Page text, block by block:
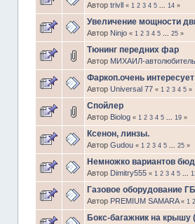
Автор trivll « 1 2 3 4 5 ... 14»
Увеличение мощности
Автор Ninjo « 1 2 3 4 5 ... 25»
Тюнинг передних фар
Автор МИХАИЛ-автолюбитель
Фаркоп.очень интересует
Автор Universal 77 « 1 2 3 4 5»
Спойлер
Автор Biolog « 1 2 3 4 5 ... 19»
Ксенон, линзы.
Автор Gudou « 1 2 3 4 5 ... 25»
Немножко вариантов
Автор Dimitry555 « 1 2 3 4 5 ...
Газовое оборудование
Автор PREMIUM SAMARA « 1 2
Бокс-багажник на крышу